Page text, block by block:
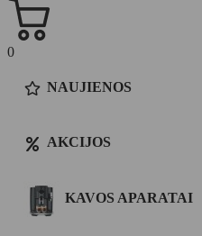
0
NAUJIENOS
AKCIJOS
KAVOS APARATAI